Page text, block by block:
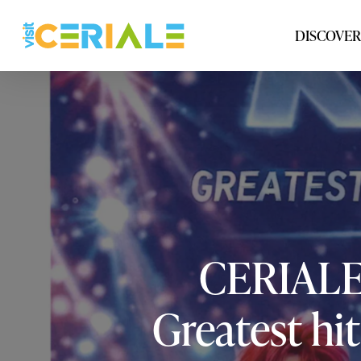
main
Greatest